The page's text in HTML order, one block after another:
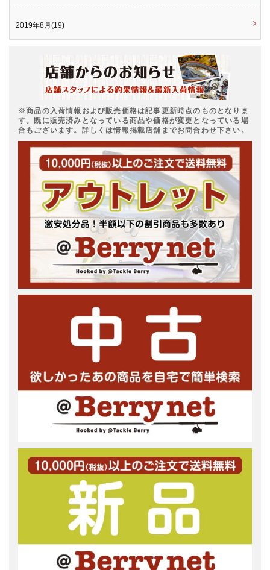
2019年8月(19)
※商品の入荷情報および販売価格は記事更新時点のものとなりま
す。既に販売済みとなっている商品や価格が変更となっている場
合もございます。詳しくは情報掲載店舗までお問合わせ下さい。